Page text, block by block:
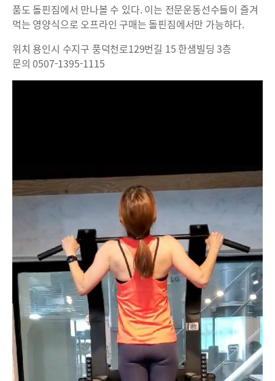
품도 돌핀짐에서 만나볼 수 있다. 이는 전문운동선수들이 즐겨
먹는 영양식으로 오프라인 구매는 돌핀짐에서만 가능하다.
위치 용인시 수지구 풍덕천로129번길 15 한샘빌딩 3층
문의 0507-1395-1115